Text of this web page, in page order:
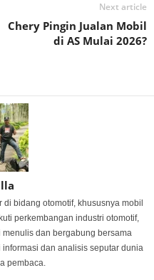
Next article
Chery Pingin Jualan Mobil
di AS Mulai 2026?
bidang otomotif, khususnya mobil
perkembangan industri otomotif,
dan bergabung bersama
dan analisis seputar dunia
pembaca.